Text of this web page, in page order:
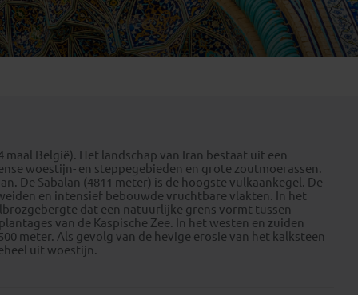
Emiraten(1)
België). Het landschap van Iran bestaat uit een
woestijn- en steppegebieden en grote zoutmoerassen.
De Sabalan (4811 meter) is de hoogste vulkaankegel. De
en intensief bebouwde vruchtbare vlakten. In het
dat een natuurlijke grens vormt tussen
van de Kaspische Zee. In het westen en zuiden
meter. Als gevolg van de hevige erosie van het kalksteen
uit woestijn.